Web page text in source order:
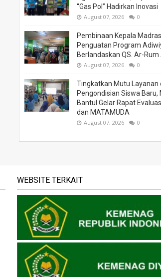
“Gas Pol” Hadirkan Inovasi
August 07, 2026 0
Pembinaan Kepala
Penguatan Program
Berlandaskan QS. Ar-Rum
August 07, 2026 0
Tingkatkan Mutu Layanan
Pengondisian Siswa Baru,
Bantul Gelar Rapat
dan MATAMUDA
August 07, 2026 0
WEBSITE TERKAIT